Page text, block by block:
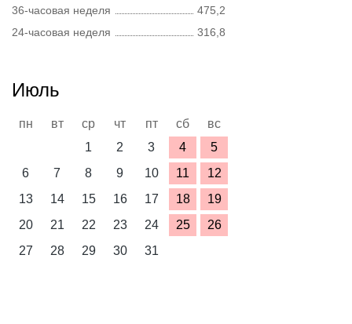
36-часовая неделя
475,2
24-часовая неделя
316,8
Июль
пн вт ср чт пт сб
вс
1
2 3 4
5
6
7 8 9 10 11
12
13
14 15 16 17 18
19
20
21 22 23 24 25
26
27
28 29 30 31